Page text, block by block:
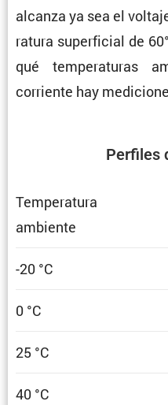
alcanza ya sea el
ra­tura super­fi­cial de
qué tempe­ra­turas
corriente hay
Perfiles
Tempe­ra­tura
ambiente
-20 °C
0 °C
25 °C
40 °C